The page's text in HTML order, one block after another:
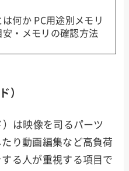
は何か PC用途別メモリ
安・メモリの確認方法
）
は映像を司るパーツ
り動画編集など高負荷
る人が重視する項目で